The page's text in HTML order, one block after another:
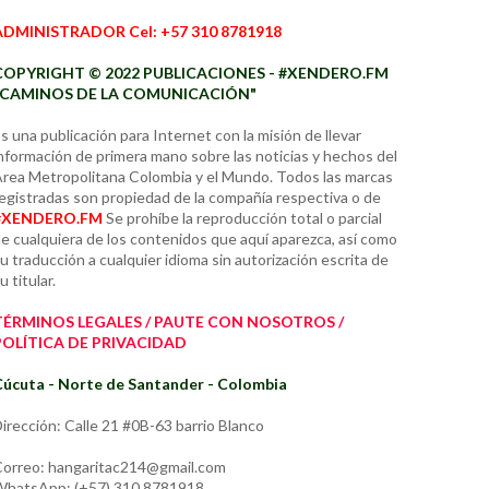
Cel: +57 310 8781918
© 2022 PUBLICACIONES - #XENDERO.FM
DE LA COMUNICACIÓN"
una publicación para Internet con la misión de llevar
de primera mano sobre las noticias y hechos del
Metropolitana Colombia y el Mundo. Todos las marcas
son propiedad de la compañía respectiva o de
Se prohíbe la reproducción total o parcial
cualquiera de los contenidos que aquí aparezca, así como
traducción a cualquier idioma sin autorización escrita de
titular.
LEGALES / PAUTE CON NOSOTROS /
DE PRIVACIDAD
- Norte de Santander - Colombia
Calle 21 #0B-63 barrio Blanco
hangaritac214@gmail.com